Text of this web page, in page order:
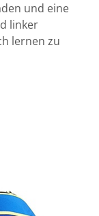
und eine
linker
lernen zu